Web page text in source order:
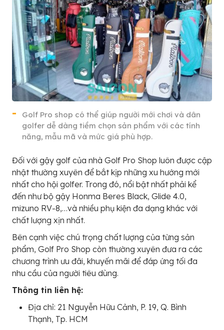
Golf Pro shop có thể giúp người mới chơi và dân
golfer dễ dàng tiềm chọn sản phẩm với các tính
năng, mẫu mã và mức giá phù hợp.
Đối với gậy golf của nhà Golf Pro Shop luôn được cập
nhật thường xuyên để bắt kịp những xu hướng mới
nhất cho hội golfer. Trong đó, nổi bật nhất phải kể
đến như bộ gậy Honma Beres Black, Glide 4.0,
mizuno RV-8,…và nhiều phụ kiện đa dạng khác với
chất lượng xịn nhất.
Bên cạnh việc chú trọng chất lượng của từng sản
phẩm, Golf Pro Shop còn thường xuyên đưa ra các
chương trình ưu đãi, khuyến mãi để đáp ứng tối đa
nhu cầu của người tiêu dùng.
Thông tin liên hệ:
Địa chỉ: 21 Nguyễn Hữu Cảnh, P. 19, Q. Bình
Thạnh, Tp. HCM